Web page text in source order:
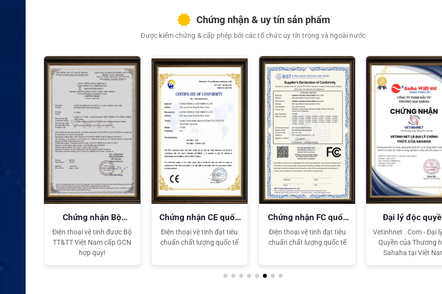
Chứng nhận & uy tín sản phẩm
Được kiểm chứng & cấp phép bởi các tổ chức uy tín trong và ngoài nước
Chứng nhận Bộ
TT&TT
Điện thoại vệ tinh được Bộ
TT&TT Việt Nam cấp GCN
hợp quy!
Chứng nhận CE quốc
tế
Điện thoại vệ tinh đạt tiêu
chuẩn chất lượng quốc tế
Chứng nhận FC quốc
tế
Điện thoại vệ tinh đạt tiêu
chuẩn chất lượng quốc tế
Đại lý độc
Sahaha
Vetinhnet . Com - Đại
Quyền của Thương
Sahaha tại Việt